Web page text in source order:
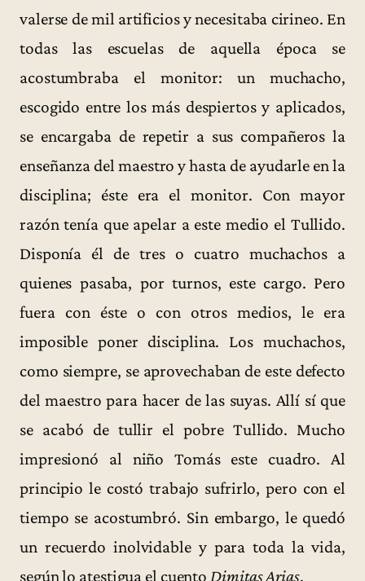
valerse de mil artificios y necesitaba cirineo. En
todas las escuelas de aquella época se
acostumbraba el monitor: un muchacho,
escogido entre los más despiertos y aplicados,
se encargaba de repetir a sus compañeros la
enseñanza del maestro y hasta de ayudarle en la
disciplina; éste era el monitor. Con mayor
razón tenía que apelar a este medio el Tullido.
Disponía él de tres o cuatro muchachos a
quienes pasaba, por turnos, este cargo. Pero
fuera con éste o con otros medios, le era
imposible poner disciplina. Los muchachos,
como siempre, se aprovechaban de este defecto
del maestro para hacer de las suyas. Allí sí que
se acabó de tullir el pobre Tullido. Mucho
impresionó al niño Tomás este cuadro. Al
principio le costó trabajo sufrirlo, pero con el
tiempo se acostumbró. Sin embargo, le quedó
un recuerdo inolvidable y para toda la vida,
según lo atestigua el cuento Dimitas Arias.